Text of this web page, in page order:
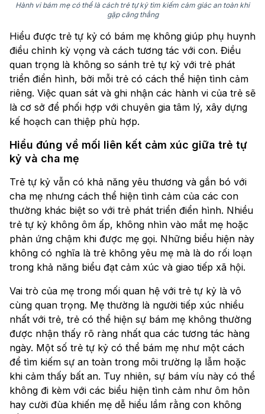
Hành vi bám mẹ có thể là cách trẻ tự kỷ tìm kiếm cảm giác an toàn khi
gặp căng thẳng
Hiểu được trẻ tự kỷ có bám mẹ không giúp phụ huynh
điều chỉnh kỳ vọng và cách tương tác với con. Điều
quan trọng là không so sánh trẻ tự kỷ với trẻ phát
triển điển hình, bởi mỗi trẻ có cách thể hiện tình cảm
riêng. Việc quan sát và ghi nhận các hành vi của trẻ sẽ
là cơ sở để phối hợp với chuyên gia tâm lý, xây dựng
kế hoạch can thiệp phù hợp.
Hiểu đúng về mối liên kết cảm xúc giữa trẻ tự
kỷ và cha mẹ
Trẻ tự kỷ vẫn có khả năng yêu thương và gắn bó với
cha mẹ nhưng cách thể hiện tình cảm của các con
thường khác biệt so với trẻ phát triển điển hình. Nhiều
trẻ tự kỷ không ôm ấp, không nhìn vào mắt mẹ hoặc
phản ứng chậm khi được mẹ gọi. Những biểu hiện này
không có nghĩa là trẻ không yêu mẹ mà là do rối loạn
trong khả năng biểu đạt cảm xúc và giao tiếp xã hội.
Vai trò của mẹ trong mối quan hệ với trẻ tự kỷ là vô
cùng quan trọng. Mẹ thường là người tiếp xúc nhiều
nhất với trẻ, trẻ có thể hiện sự bám mẹ không thường
được nhận thấy rõ ràng nhất qua các tương tác hàng
ngày. Một số trẻ tự kỷ có thể bám mẹ như một cách
để tìm kiếm sự an toàn trong môi trường lạ lẫm hoặc
khi cảm thấy bất an. Tuy nhiên, sự bám víu này có thể
không đi kèm với các biểu hiện tình cảm như ôm hôn
hay cười đùa khiến mẹ dễ hiểu lầm rằng con không